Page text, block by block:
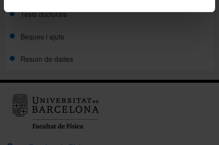
Tesis doctorals
Beques i ajuts
Resum de dades